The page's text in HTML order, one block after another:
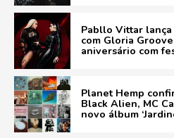
Pabllo Vittar lança
com Gloria
aniversário com
Planet Hemp
Black Alien, MC
novo álbum